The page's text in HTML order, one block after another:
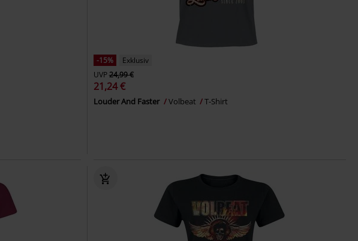
-15%
Exklusiv
UVP24,99 €
21,24 €
Louder And Faster Volbeat T-Shirt